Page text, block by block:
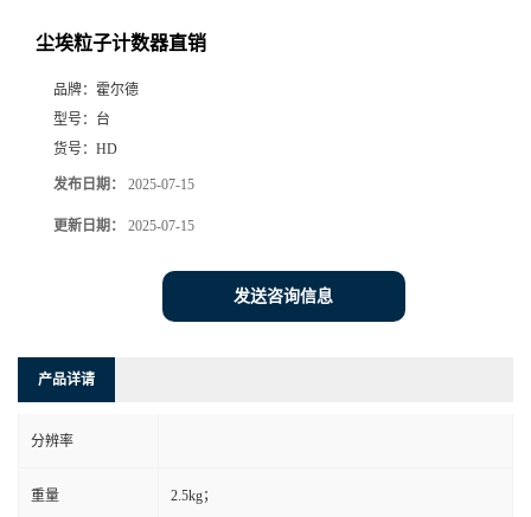
尘埃粒子计数器直销
品牌： 霍尔德
型号： 台
货号： HD
发布日期： 2025-07-15
更新日期： 2025-07-15
发送咨询信息
产品详请
分辨率
重量 2.5kg；